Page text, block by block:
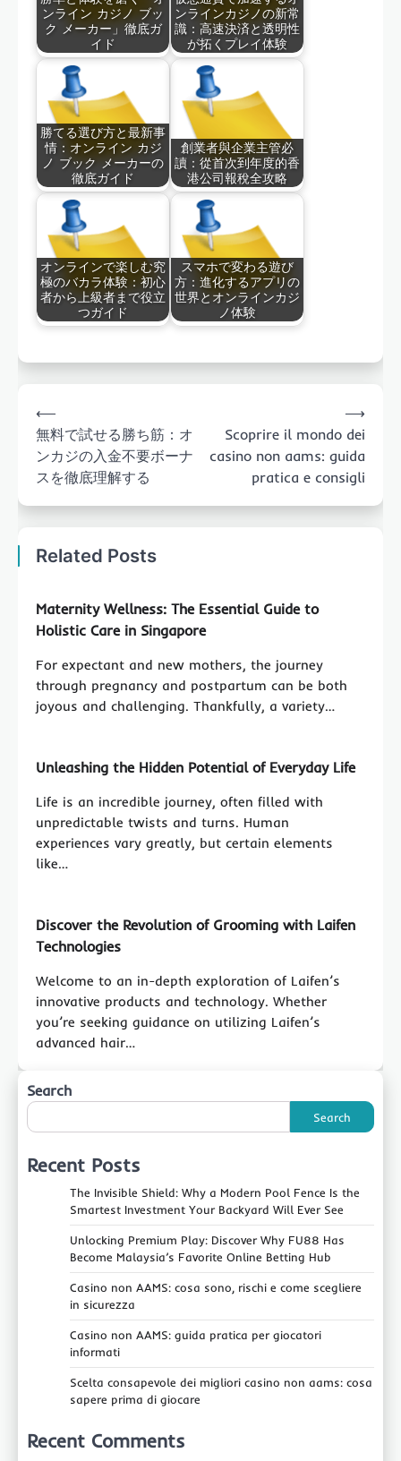
ンライン カジノ ブッ
ク メーカー」徹底ガ
イド
ンラインカジノの新常
識：高速決済と透明性
が拓くプレイ体験
勝てる選び方と最新事
情：オンライン カジ
ノ ブック メーカーの
徹底ガイド
創業者與企業主管必
讀：從首次到年度的香
港公司報稅全攻略
オンラインで楽しむ究
極のバカラ体験：初心
者から上級者まで役立
つガイド
スマホで変わる遊び
方：進化するアプリの
世界とオンラインカジ
ノ体験
navigation
⟵
無料で試せる勝ち筋：オ
ンカジの入金不要ボーナ
スを徹底理解する
Scoprire il mondo dei
casino non aams: guida
pratica e consigli
⟶
Related Posts
Maternity Wellness: The Essential Guide to
Holistic Care in Singapore
For expectant and new mothers, the journey
through pregnancy and postpartum can be both
joyous and challenging. Thankfully, a variety…
Unleashing the Hidden Potential of Everyday Life
Life is an incredible journey, often filled with
unpredictable twists and turns. Human
experiences vary greatly, but certain elements
like…
Discover the Revolution of Grooming with Laifen
Technologies
Welcome to an in-depth exploration of Laifen’s
innovative products and technology. Whether
you’re seeking guidance on utilizing Laifen’s
advanced hair…
Search
Search
Recent Posts
The Invisible Shield: Why a Modern Pool Fence Is the
Smartest Investment Your Backyard Will Ever See
Unlocking Premium Play: Discover Why FU88 Has
Become Malaysia’s Favorite Online Betting Hub
Casino non AAMS: cosa sono, rischi e come scegliere
in sicurezza
Casino non AAMS: guida pratica per giocatori
informati
Scelta consapevole dei migliori casino non aams: cosa
sapere prima di giocare
Recent Comments